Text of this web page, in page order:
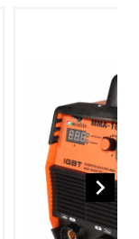
navigate_next